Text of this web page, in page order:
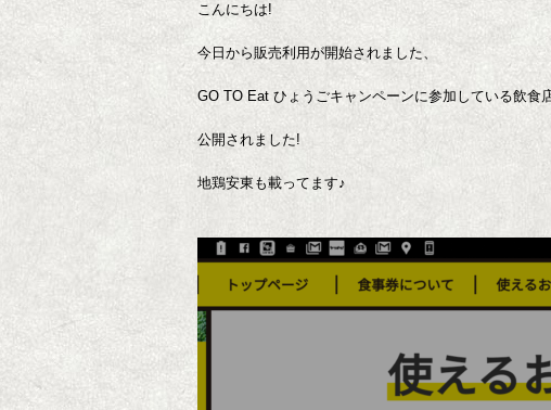
こんにちは!
今日から販売利用が開始されました、
GO TO Eat ひょうごキャンペーンに参加している飲食
公開されました!
地鶏安東も載ってます♪